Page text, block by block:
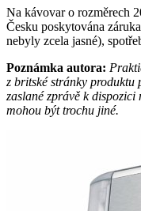
Na kávovar o rozměrech
Česku poskytována
nebyly zcela jasné),
Poznámka autora:
z britské stránky produktu
zaslané zprávě k
mohou být trochu jiné.